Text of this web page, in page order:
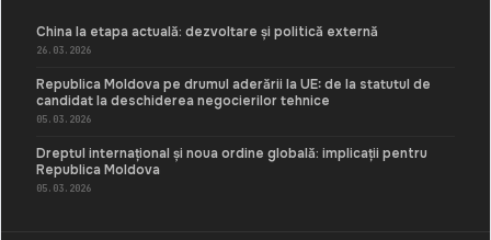
China la etapa actuală: dezvoltare și politică externă
26.03.2026
Republica Moldova pe drumul aderării la UE: de la statutul de
candidat la deschiderea negocierilor tehnice
05.03.2026
Dreptul internațional și noua ordine globală: implicații pentru
Republica Moldova
05.03.2026